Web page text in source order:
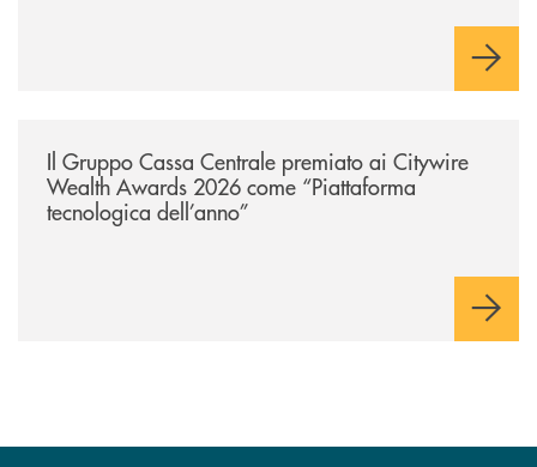
Il Gruppo Cassa Centrale premiato ai Citywire
Wealth Awards 2026 come “Piattaforma
tecnologica dell’anno”